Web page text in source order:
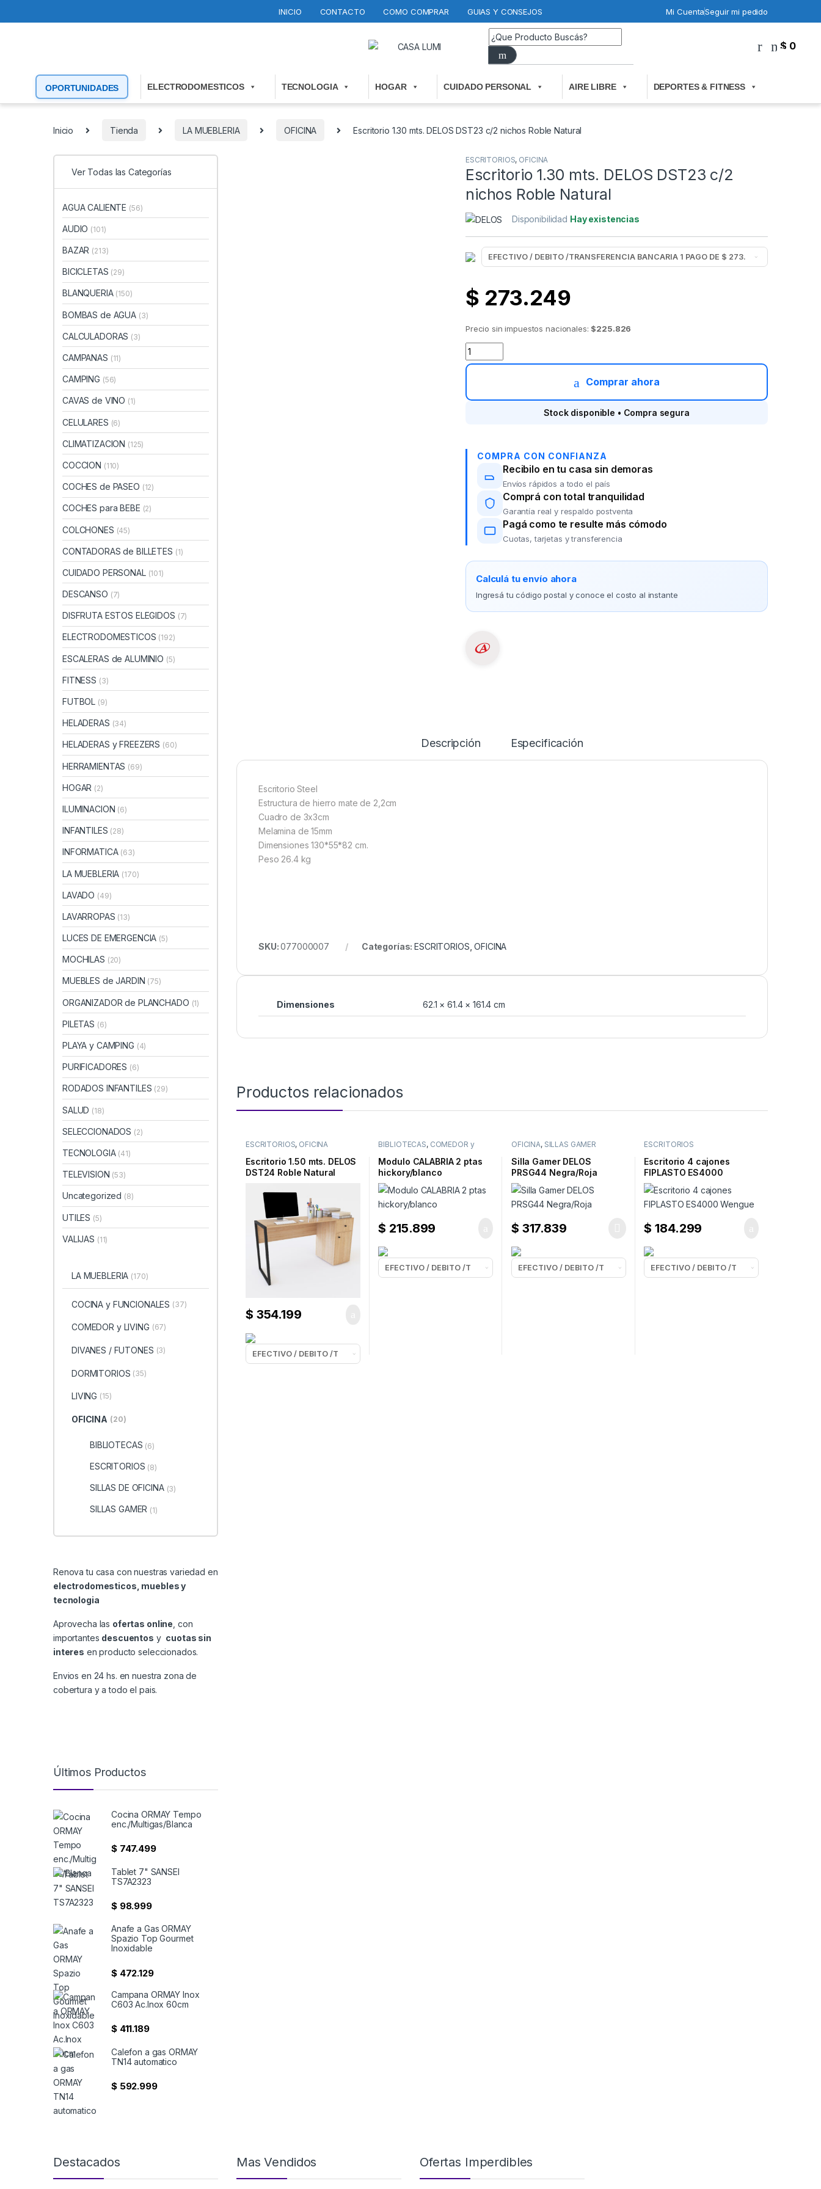
INICIO CONTACTO COMO COMPRAR GUIAS Y CONSEJOS Mi CuentaSeguir mi pedido
$ 0
OPORTUNIDADES ELECTRODOMESTICOS TECNOLOGIA HOGAR CUIDADO PERSONAL AIRE LIBRE DEPORTES & FITNESS
Inicio Tienda LA MUEBLERIA OFICINA Escritorio 1.30 mts. DELOS DST23 c/2 nichos Roble Natural
ESCRITORIOS, OFICINA
Escritorio 1.30 mts. DELOS DST23 c/2
nichos Roble Natural
Disponibilidad Hay existencias
$ 273.249
Precio sin impuestos nacionales: $225.826
Escritorio 1.30 mts. DELOS DST23 c/2 nichos Roble Natural quantity
Comprar ahora
Stock disponible • Compra segura
COMPRA CON CONFIANZA
Recibilo en tu casa sin demoras
Envíos rápidos a todo el país
Comprá con total tranquilidad
Garantía real y respaldo postventa
Pagá como te resulte más cómodo
Cuotas, tarjetas y transferencia
Calculá tu envío ahora
Ingresá tu código postal y conoce el costo al instante
Descripción Especificación
Escritorio Steel
Estructura de hierro mate de 2,2cm
Cuadro de 3x3cm
Melamina de 15mm
Dimensiones 130*55*82 cm.
Peso 26.4 kg
SKU:077000007 Categorías:ESCRITORIOS,OFICINA
Dimensiones 62.1 × 61.4 × 161.4 cm
Productos relacionados
ESCRITORIOS, OFICINA
Escritorio 1.50 mts. DELOS
DST24 Roble Natural
$ 354.199
BIBLIOTECAS, COMEDOR y
ORGANIZADORES /
MODULARES
Modulo CALABRIA 2 ptas
hickory/blanco
$ 215.899
OFICINA, SILLAS GAMER
Silla Gamer DELOS
PRSG44 Negra/Roja
$ 317.839
ESCRITORIOS
Escritorio 4 cajones
FIPLASTO ES4000
Wengue
$ 184.299
Ver Todas las Categorías
AGUA CALIENTE (56)
AUDIO (101)
BAZAR (213)
BICICLETAS (29)
BLANQUERIA (150)
BOMBAS de AGUA (3)
CALCULADORAS (3)
CAMPANAS (11)
CAMPING (56)
CAVAS de VINO (1)
CELULARES (6)
CLIMATIZACION (125)
COCCION (110)
COCHES de PASEO (12)
COCHES para BEBE (2)
COLCHONES (45)
CONTADORAS de BILLETES (1)
CUIDADO PERSONAL (101)
DESCANSO (7)
DISFRUTA ESTOS ELEGIDOS (7)
ELECTRODOMESTICOS (192)
ESCALERAS de ALUMINIO (5)
FITNESS (3)
FUTBOL (9)
HELADERAS (34)
HELADERAS y FREEZERS (60)
HERRAMIENTAS (69)
HOGAR (2)
ILUMINACION (6)
INFANTILES (28)
INFORMATICA (63)
LA MUEBLERIA (170)
LAVADO (49)
LAVARROPAS (13)
LUCES DE EMERGENCIA (5)
MOCHILAS (20)
MUEBLES de JARDIN (75)
ORGANIZADOR de PLANCHADO (1)
PILETAS (6)
PLAYA y CAMPING (4)
PURIFICADORES (6)
RODADOS INFANTILES (29)
SALUD (18)
SELECCIONADOS (2)
TECNOLOGIA (41)
TELEVISION (53)
Uncategorized (8)
UTILES (5)
VALIJAS (11)
LA MUEBLERIA (170)
COCINA y FUNCIONALES (37)
COMEDOR y LIVING (67)
DIVANES / FUTONES (3)
DORMITORIOS (35)
LIVING (15)
OFICINA (20)
BIBLIOTECAS (6)
ESCRITORIOS (8)
SILLAS DE OFICINA (3)
SILLAS GAMER (1)
Renova tu casa con nuestras variedad en
electrodomesticos, muebles y
tecnologia
Aprovecha las ofertas online , con
importantes descuentos y cuotas sin
interes en producto seleccionados.
Envios en 24 hs. en nuestra zona de
cobertura y a todo el pais.
Últimos Productos
Cocina ORMAY Tempo
enc./Multigas/Blanca
$747.499
Tablet 7" SANSEI
TS7A2323
$98.999
Anafe a Gas ORMAY
Spazio Top Gourmet
Inoxidable
$472.129
Campana ORMAY Inox
C603 Ac.Inox 60cm
$411.189
Calefon a gas ORMAY
TN14 automatico
$592.999
Destacados Mas Vendidos Ofertas Imperdibles